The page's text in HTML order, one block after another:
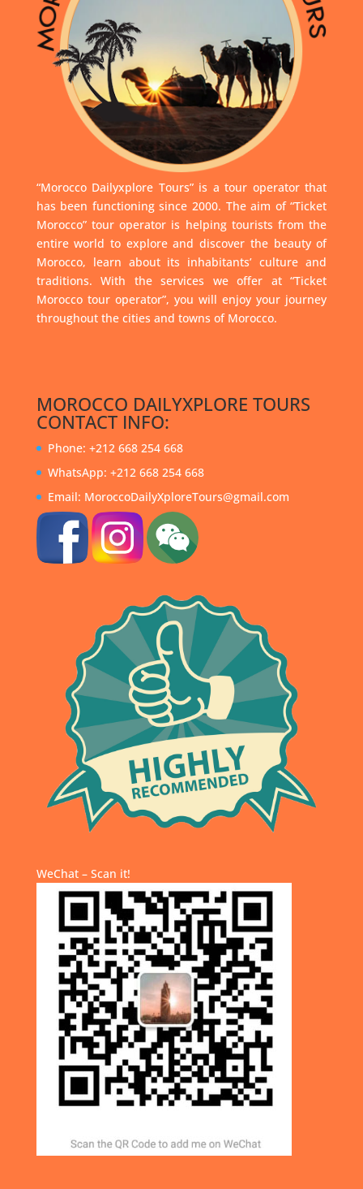
“Morocco Dailyxplore Tours” is a tour operator that
has been functioning since 2000. The aim of “Ticket
Morocco” tour operator is helping tourists from the
entire world to explore and discover the beauty of
Morocco, learn about its inhabitants’ culture and
traditions. With the services we offer at “Ticket
Morocco tour operator”, you will enjoy your journey
throughout the cities and towns of Morocco.
MOROCCO DAILYXPLORE TOURS
CONTACT INFO:
Phone: +212 668 254 668
WhatsApp: +212 668 254 668
Email: MoroccoDailyXploreTours@gmail.com
WeChat – Scan it!